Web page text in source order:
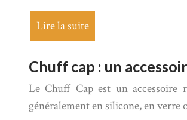
Lire la suite
Chuff cap : un
Le Chuff Cap est un accessoire
généralement en silicone, en